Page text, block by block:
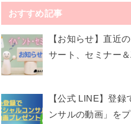
おすすめ記事
【お知らせ】直近
サート、セミナー
【公式 LINE】登録
ンサルの動画」を